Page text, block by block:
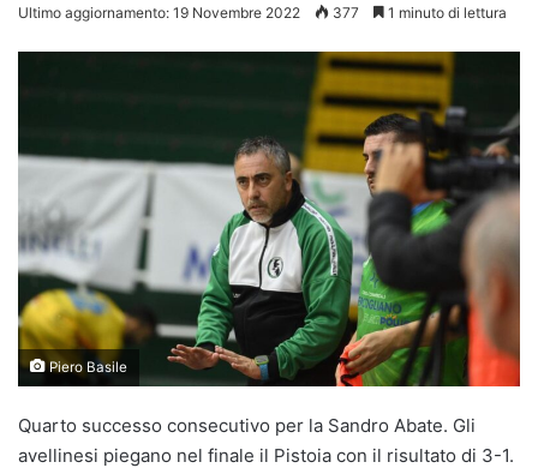
Ultimo aggiornamento: 19 Novembre 2022 377 1 minuto di lettura
Piero Basile
Quarto successo consecutivo per la Sandro Abate. Gli
avellinesi piegano nel finale il Pistoia con il risultato di 3-1.